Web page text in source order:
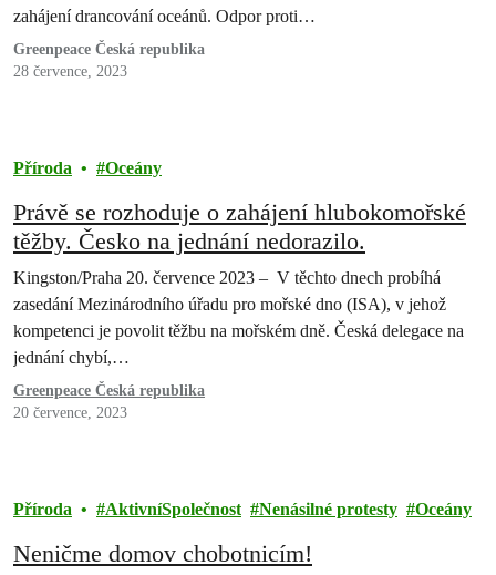
zahájení drancování oceánů. Odpor proti…
Greenpeace Česká republika
28 července, 2023
Příroda Oceány
Právě se rozhoduje o zahájení hlubokomořské
těžby. Česko na jednání nedorazilo.
Kingston/Praha 20. července 2023 – V těchto dnech probíhá
zasedání Mezinárodního úřadu pro mořské dno (ISA), v jehož
kompetenci je povolit těžbu na mořském dně. Česká delegace na
jednání chybí,…
Greenpeace Česká republika
20 července, 2023
Příroda AktivníSpolečnost Nenásilné protesty Oceány
Neničme domov chobotnicím!